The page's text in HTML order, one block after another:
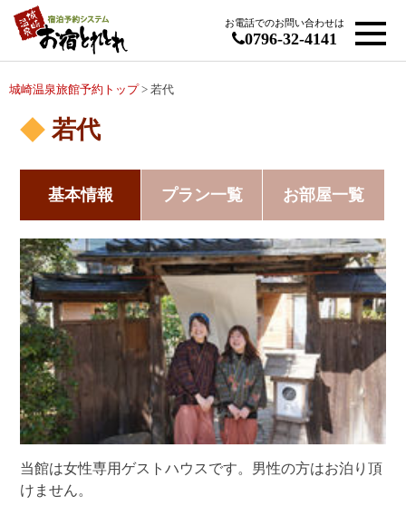
お電話でのお問い合わせは
0796-32-4141
城崎温泉旅館予約トップ > 若代
若代
基本情報 プラン一覧 お部屋一覧
当館は女性専用ゲストハウスです。男性の方はお泊り頂
けません。